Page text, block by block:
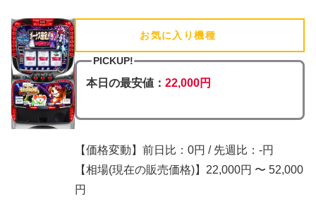
お気に入り機種
PICKUP!
本日の最安値：22,000円
【価格変動】前日比：0円 / 先週比：-円
【相場(現在の販売価格)】22,000円 〜 52,000
円